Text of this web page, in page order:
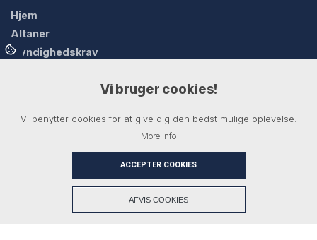
Hjem
Altaner
Myndighedskrav
Produkter
Vi bruger cookies!
Vi benytter cookies for at give dig den bedst mulige oplevelse.
More info
ACCEPTER COOKIES
AFVIS COOKIES